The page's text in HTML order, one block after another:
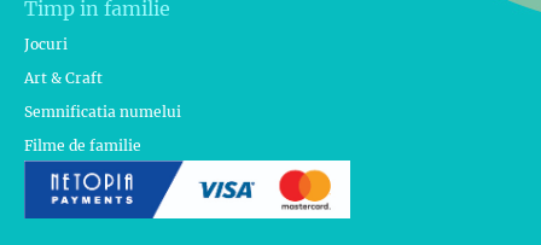
Timp in familie
Jocuri
Art & Craft
Semnificatia numelui
Filme de familie